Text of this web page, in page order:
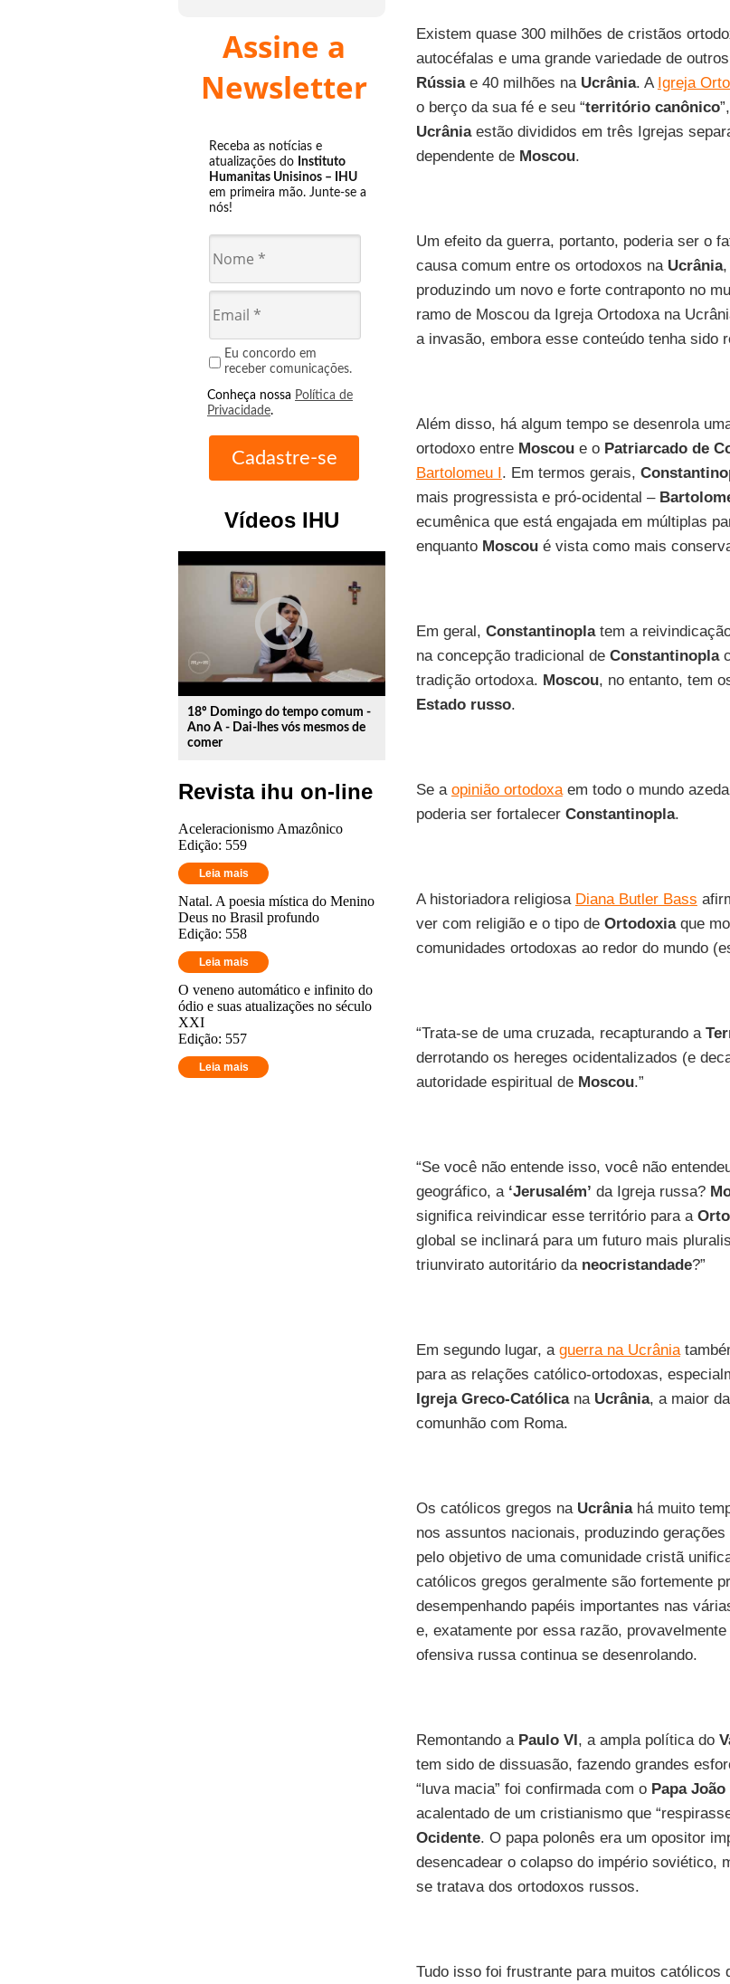
Assine a
Newsletter
Receba as notícias e
atualizações do Instituto
Humanitas Unisinos – IHU
em primeira mão. Junte-se a
nós!
Eu concordo em
receber comunicações.
Conheça nossa Política de
Privacidade.
Vídeos IHU
play_circle_outline
18º Domingo do tempo comum -
Ano A - Dai-lhes vós mesmos de
comer
Revista ihu on-line
Aceleracionismo Amazônico
Edição: 559
Leia mais
Natal. A poesia mística do Menino
Deus no Brasil profundo
Edição: 558
Leia mais
O veneno automático e infinito do
ódio e suas atualizações no século
XXI
Edição: 557
Leia mais
Existem quase 300 milhões de cristãos
autocéfalas e uma grande variedade de
Rússiae 40 milhões na Ucrânia. A Igreja
o berço da sua fé e seu “território canônico
Ucrâniaestão divididos em três Igrejas
dependente de Moscou.
Um efeito da guerra, portanto, poderia ser o
causa comum entre os ortodoxos na Ucrânia,
produzindo um novo e forte contraponto no
ramo de Moscou da Igreja Ortodoxa na
a invasão, embora esse conteúdo tenha sido
Além disso, há algum tempo se desenrola
ortodoxo entre Moscoue o Patriarcado de
Bartolomeu I. Em termos gerais,
mais progressista e pró-ocidental –
ecumênica que está engajada em múltiplas
enquanto Moscoué vista como mais
Em geral, Constantinoplatem a
na concepção tradicional de Constantinopla
tradição ortodoxa. Moscou, no entanto, tem
Estado russo.
Se a opinião ortodoxaem todo o mundo
poderia ser fortalecer Constantinopla.
A historiadora religiosa Diana Butler Bass
ver com religião e o tipo de Ortodoxiaque
comunidades ortodoxas ao redor do mundo
“Trata-se de uma cruzada, recapturando a
derrotando os hereges ocidentalizados (e
autoridade espiritual de Moscou.”
“Se você não entende isso, você não
geográfico, a ‘Jerusalém’ da Igreja russa?
significa reivindicar esse território para a
global se inclinará para um futuro mais
triunvirato autoritário da neocristandade?”
Em segundo lugar, a guerra na Ucrânia
para as relações católico-ortodoxas,
Igreja Greco-Católicana Ucrânia, a maior
comunhão com Roma.
Os católicos gregos na Ucrâniahá muito
nos assuntos nacionais, produzindo
pelo objetivo de uma comunidade cristã
católicos gregos geralmente são fortemente
desempenhando papéis importantes nas
e, exatamente por essa razão,
ofensiva russa continua se desenrolando.
Remontando a Paulo VI, a ampla política do
tem sido de dissuasão, fazendo grandes
“luva macia” foi confirmada com o Papa
acalentado de um cristianismo que
Ocidente. O papa polonês era um opositor
desencadear o colapso do império soviético,
se tratava dos ortodoxos russos.
Tudo isso foi frustrante para muitos católicos